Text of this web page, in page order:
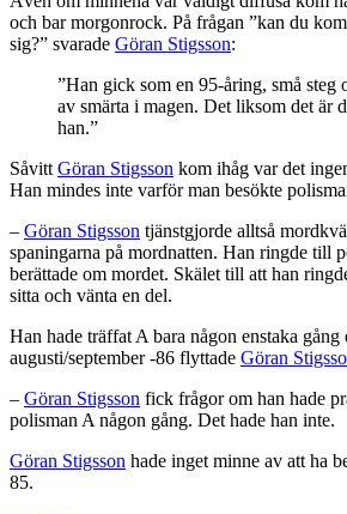
och bar morgonrock. På frågan ”kan du
sig?” svarade Göran Stigsson:
”Han gick som en 95-åring, små steg
av smärta i magen. Det liksom det är
han.”
Såvitt Göran Stigsson kom ihåg var det
Han mindes inte varför man besökte
– Göran Stigsson tjänstgjorde alltså
spaningarna på mordnatten. Han ringde till
berättade om mordet. Skälet till att han
sitta och vänta en del.
Han hade träffat A bara någon enstaka gång
augusti/september -86 flyttade Göran
– Göran Stigsson fick frågor om han hade
polisman A någon gång. Det hade han inte.
Göran Stigsson hade inget minne av att ha
85.